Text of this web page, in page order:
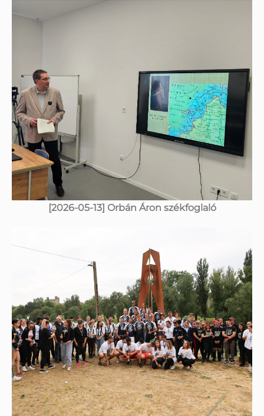
[2026-05-13] Orbán Áron székfoglaló